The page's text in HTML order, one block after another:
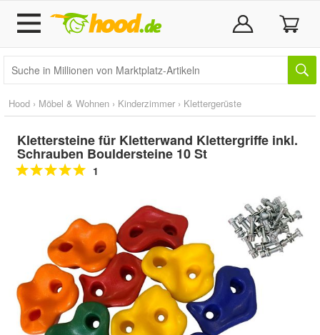
Hood › Möbel & Wohnen › Kinderzimmer › Klettergerüste
Klettersteine für Kletterwand Klettergriffe inkl.
Schrauben Bouldersteine 10 St
1